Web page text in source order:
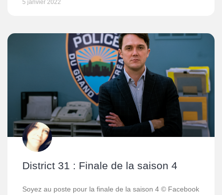
5 janvier 2022
District 31 : Finale de la saison 4
Soyez au poste pour la finale de la saison 4 © Facebook